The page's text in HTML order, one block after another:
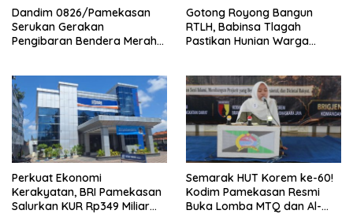
Dandim 0826/Pamekasan
Serukan Gerakan
Pengibaran Bendera Merah
Gotong Royong Bangun
RTLH, Babinsa Tlagah
Pastikan Hunian Warga
Perkuat Ekonomi
Kerakyatan, BRI Pamekasan
Salurkan KUR Rp349 Miliar
Semarak HUT Korem ke-60!
Kodim Pamekasan Resmi
Buka Lomba MTQ dan Al-